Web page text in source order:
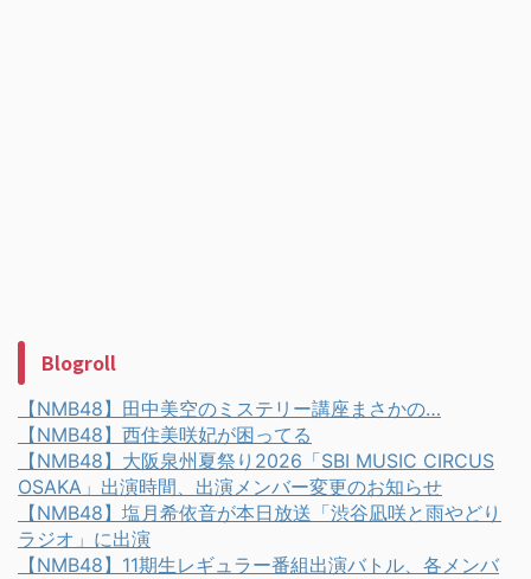
Blogroll
【NMB48】田中美空のミステリー講座まさかの…
【NMB48】西住美咲妃が困ってる
【NMB48】大阪泉州夏祭り2026「SBI MUSIC CIRCUS
OSAKA」出演時間、出演メンバー変更のお知らせ
【NMB48】塩月希依音が本日放送「渋谷凪咲と雨やどり
ラジオ」に出演
【NMB48】11期生レギュラー番組出演バトル、各メンバ